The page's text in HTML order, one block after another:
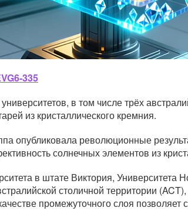
335
в том числе трёх
из кристаллического кремния.
опубликовала революционные
солнечных элементов из
в штате Виктория,
столичной территории
промежуточного слоя